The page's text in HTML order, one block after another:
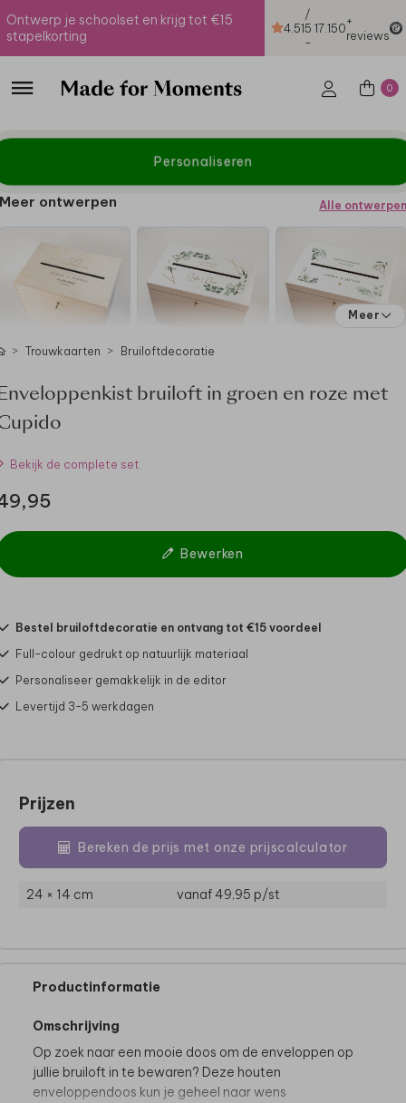
Ontwerp je schoolset en krijg tot €15
stapelkorting
4.51
/
5
-
17.150+
reviews
0
Personaliseren
Meer ontwerpen Alle ontwerpen
Meer
Trouwkaarten Bruiloftdecoratie
bruiloft in groen en roze met
Bekijk de complete set
Bewerken
Bestel bruiloftdecoratie en ontvang tot €15 voordeel
Full-colour gedrukt op natuurlijk materiaal
Personaliseer gemakkelijk in de editor
Levertijd 3-5 werkdagen
Prijzen
Bereken de prijs met onze prijscalculator
24 × 14 cm vanaf 49,95 p/st
Productinformatie
Omschrijving
Op zoek naar een mooie doos om de enveloppen op
jullie bruiloft in te bewaren? Deze houten
enveloppendoos kun je geheel naar wens